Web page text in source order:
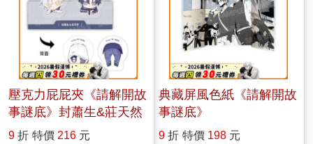
壓克力屁屁夾《請解開故
事謎底》封蕭生&莊天然
9 折 特價 216 元
典藏屏風色紙《請解開故
事謎底》
9 折 特價 198 元